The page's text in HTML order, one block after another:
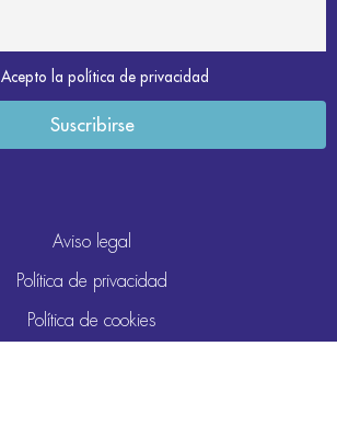
Acepto la política de privacidad
Aviso legal
Política de privacidad
Política de cookies